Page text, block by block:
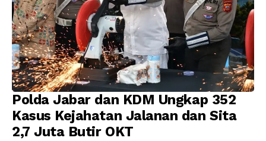
Polda Jabar dan KDM Ungkap 352
Kasus Kejahatan Jalanan dan Sita
2,7 Juta Butir OKT